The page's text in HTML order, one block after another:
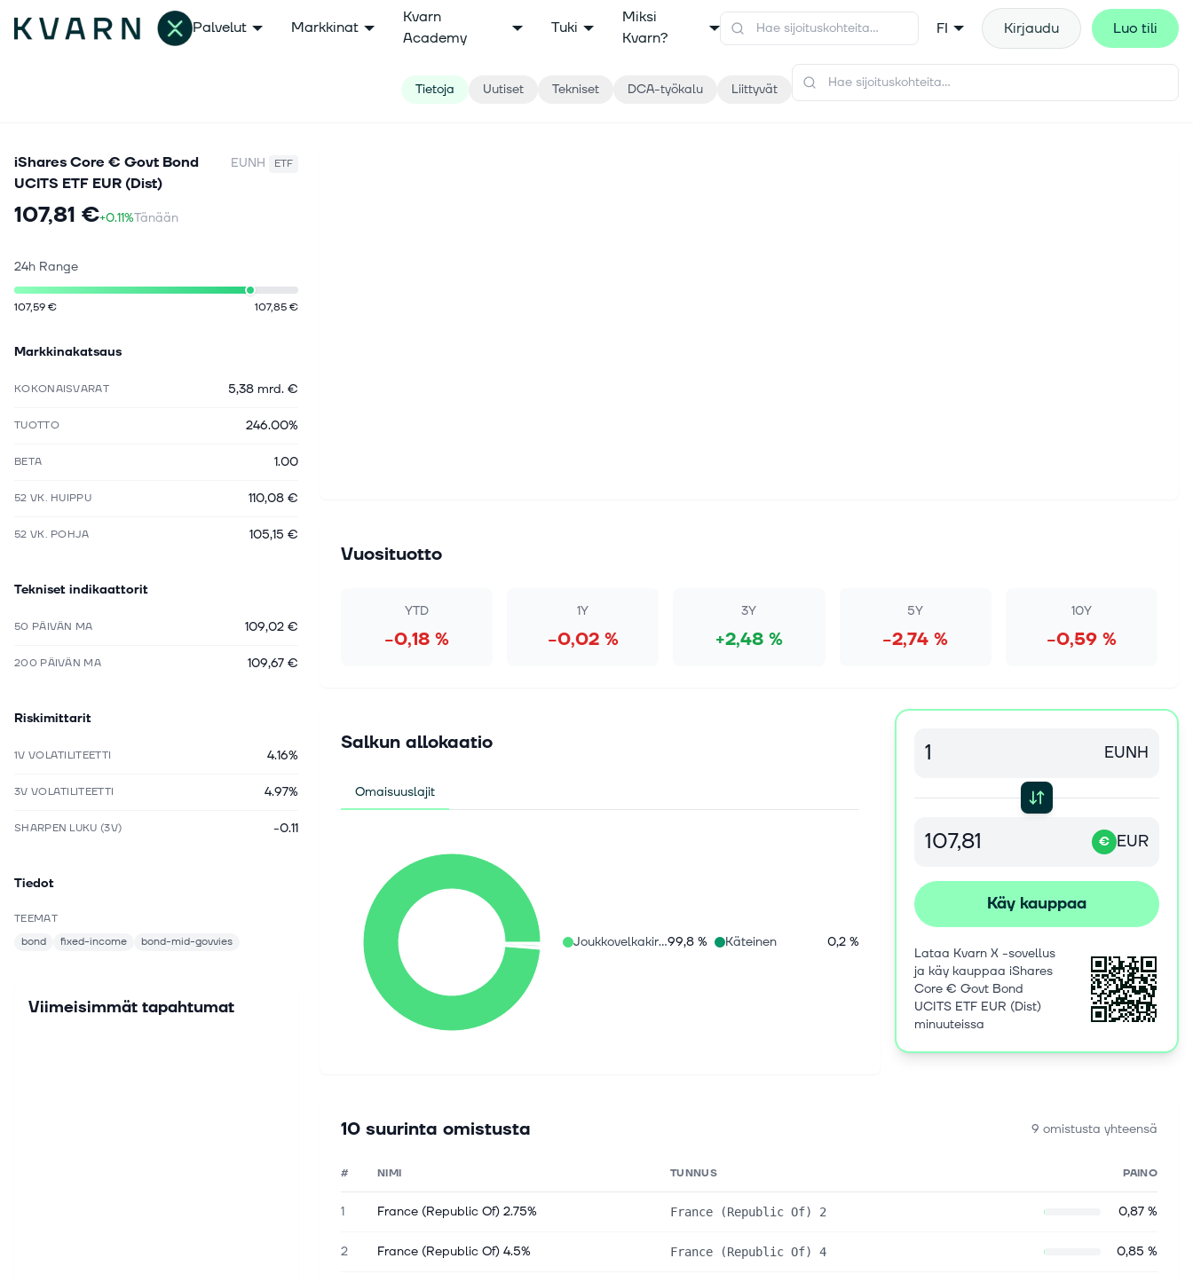
Palvelut Markkinat
Kvarn
Academy
Tuki
Miksi
Kvarn?
FI Kirjaudu Luo tili
Tietoja Uutiset Tekniset DCA-työkalu Liittyvät
iShares Core € Govt Bond
UCITS ETF EUR (Dist)
EUNH ETF
107,81 €+0.11%Tänään
24h Range
107,59 € 107,85 €
Markkinakatsaus
KOKONAISVARAT 5,38 mrd. €
TUOTTO 246.00%
BETA 1.00
52 VK. HUIPPU 110,08 €
52 VK. POHJA 105,15 €
Tekniset indikaattorit
50 PÄIVÄN MA 109,02 €
200 PÄIVÄN MA 109,67 €
Riskimittarit
1V VOLATILITEETTI 4.16%
3V VOLATILITEETTI 4.97%
SHARPEN LUKU (3V) -0.11
Tiedot
TEEMAT
bond
fixed-income bond-mid-govvies
Viimeisimmät tapahtumat
Vuosituotto
YTD
−0,18 %
1Y
−0,02 %
3Y
+2,48 %
5Y
−2,74 %
10Y
−0,59 %
Salkun allokaatio
Omaisuuslajit
Joukkovelkakirjat99,8 % Käteinen 0,2 %
EUNH
€ EUR
Käy kauppaa
Lataa Kvarn X -sovellus
ja käy kauppaa iShares
Core € Govt Bond
UCITS ETF EUR (Dist)
minuuteissa
10 suurinta omistusta 9 omistusta yhteensä
# NIMI TUNNUS PAINO
1 France (Republic Of) 2.75% France (Republic Of) 2 0,87 %
2 France (Republic Of) 4.5% France (Republic Of) 4 0,85 %